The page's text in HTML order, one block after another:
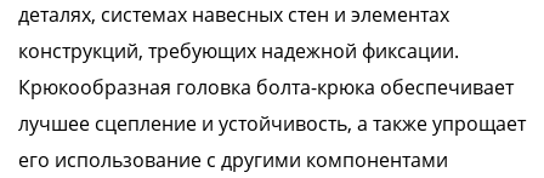
деталях, системах навесных стен и элементах
конструкций, требующих надежной фиксации.
Крюкообразная головка болта-крюка обеспечивает
лучшее сцепление и устойчивость, а также упрощает
его использование с другими компонентами